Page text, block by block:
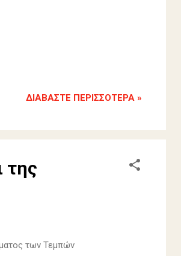
ΔΙΑΒΆΣΤΕ ΠΕΡΙΣΣΌΤΕΡΑ »
της
των Τεμπών